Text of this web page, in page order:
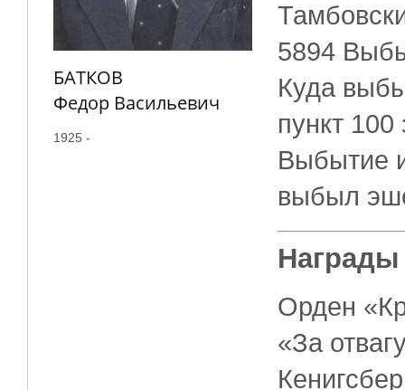
БАТКОВ
Федор Васильевич
1925 -
5894
Куда
пункт
Выбытие
выбыл
Награды
Орден
«За